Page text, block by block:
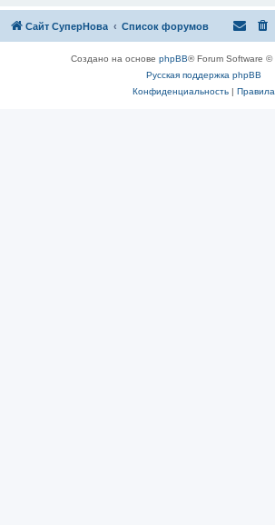
Сайт СуперНова Список форумов
Создано на основе phpBB® Forum Software ©
Русская поддержка phpBB
Конфиденциальность| Правила